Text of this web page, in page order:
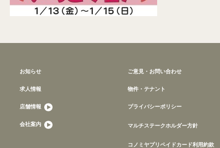
お知らせ
求人情報
店舗情報
会社案内
ご意見・お問い合わせ
物件・テナント
プライバシーポリシー
マルチステークホルダー方針
コノミヤプリペイドカード利用約款